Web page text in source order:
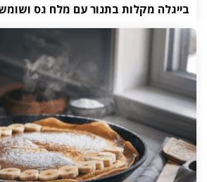
בייגלה מקלות בתנור עם מלח גס